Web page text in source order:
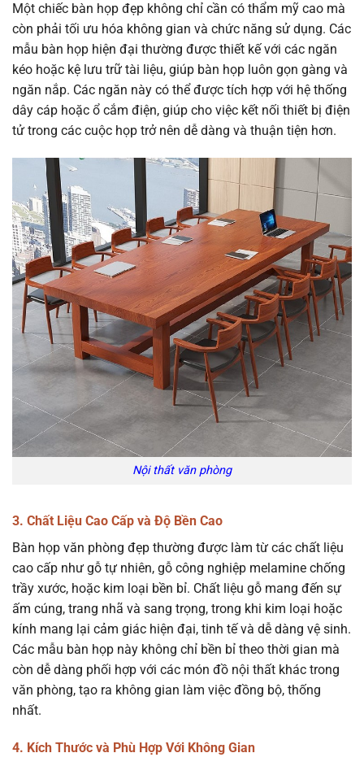
Một chiếc bàn họp đẹp không chỉ cần có thẩm mỹ cao mà
còn phải tối ưu hóa không gian và chức năng sử dụng. Các
mẫu bàn họp hiện đại thường được thiết kế với các ngăn
kéo hoặc kệ lưu trữ tài liệu, giúp bàn họp luôn gọn gàng và
ngăn nắp. Các ngăn này có thể được tích hợp với hệ thống
dây cáp hoặc ổ cắm điện, giúp cho việc kết nối thiết bị điện
tử trong các cuộc họp trở nên dễ dàng và thuận tiện hơn.
Nội thất văn phòng
3. Chất Liệu Cao Cấp và Độ Bền Cao
Bàn họp văn phòng đẹp thường được làm từ các chất liệu
cao cấp như gỗ tự nhiên, gỗ công nghiệp melamine chống
trầy xước, hoặc kim loại bền bỉ. Chất liệu gỗ mang đến sự
ấm cúng, trang nhã và sang trọng, trong khi kim loại hoặc
kính mang lại cảm giác hiện đại, tinh tế và dễ dàng vệ sinh.
Các mẫu bàn họp này không chỉ bền bỉ theo thời gian mà
còn dễ dàng phối hợp với các món đồ nội thất khác trong
văn phòng, tạo ra không gian làm việc đồng bộ, thống
nhất.
4. Kích Thước và Phù Hợp Với Không Gian